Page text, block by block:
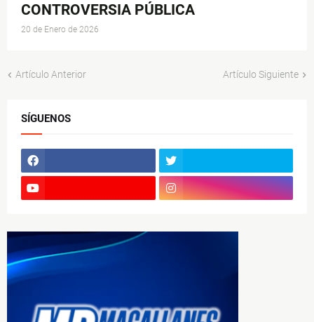
CONTROVERSIA PÚBLICA
20 de Enero de 2026
Artículo Anterior Artículo Siguiente
SÍGUENOS